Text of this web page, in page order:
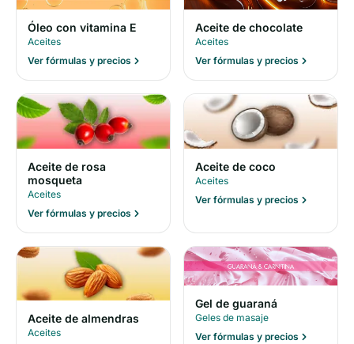
Óleo con vitamina E
Aceites
Ver fórmulas y precios
Aceite de chocolate
Aceites
Ver fórmulas y precios
Aceite de rosa
mosqueta
Aceites
Ver fórmulas y precios
Aceite de coco
Aceites
Ver fórmulas y precios
Aceite de almendras
Aceites
Gel de guaraná
Geles de masaje
Ver fórmulas y precios